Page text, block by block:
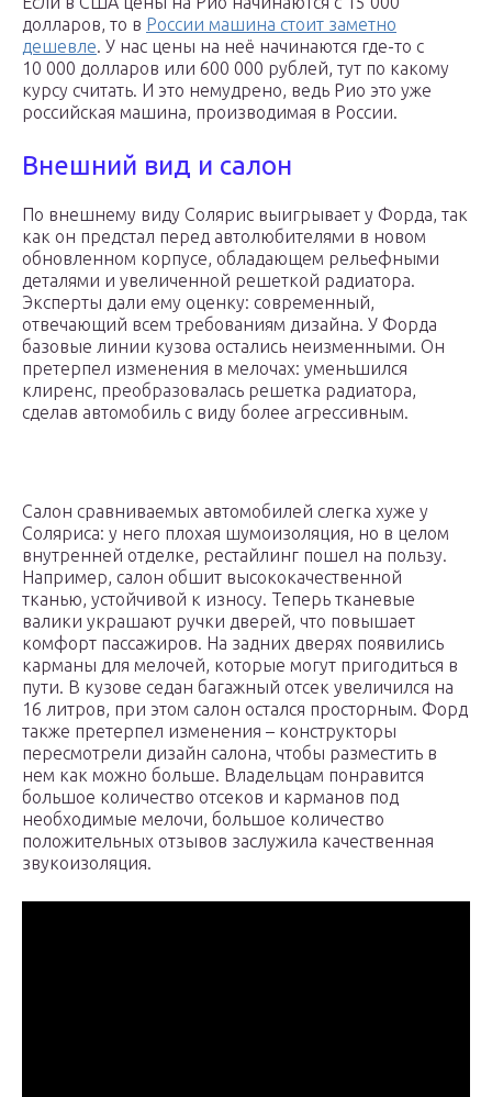
долларов, то в России машина стоит заметно
дешевле. У нас цены на неё начинаются где-то с
10 000 долларов или 600 000 рублей, тут по какому
курсу считать. И это немудрено, ведь Рио это уже
российская машина, производимая в России.
Внешний вид и салон
По внешнему виду Солярис выигрывает у Форда, так
как он предстал перед автолюбителями в новом
обновленном корпусе, обладающем рельефными
деталями и увеличенной решеткой радиатора.
Эксперты дали ему оценку: современный,
отвечающий всем требованиям дизайна. У Форда
базовые линии кузова остались неизменными. Он
претерпел изменения в мелочах: уменьшился
клиренс, преобразовалась решетка радиатора,
сделав автомобиль с виду более агрессивным.
Салон сравниваемых автомобилей слегка хуже у
Соляриса: у него плохая шумоизоляция, но в целом
внутренней отделке, рестайлинг пошел на пользу.
Например, салон обшит высококачественной
тканью, устойчивой к износу. Теперь тканевые
валики украшают ручки дверей, что повышает
комфорт пассажиров. На задних дверях появились
карманы для мелочей, которые могут пригодиться в
пути. В кузове седан багажный отсек увеличился на
16 литров, при этом салон остался просторным. Форд
также претерпел изменения – конструкторы
пересмотрели дизайн салона, чтобы разместить в
нем как можно больше. Владельцам понравится
большое количество отсеков и карманов под
необходимые мелочи, большое количество
положительных отзывов заслужила качественная
звукоизоляция.